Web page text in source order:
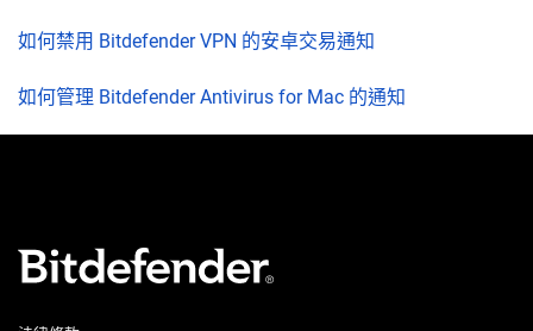
如何禁用 Bitdefender VPN 的安卓交易通知
如何管理 Bitdefender Antivirus for Mac 的通知